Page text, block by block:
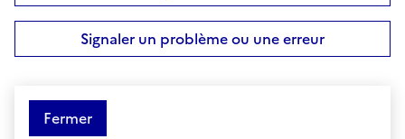
Signaler un problème ou une erreur
Fermer